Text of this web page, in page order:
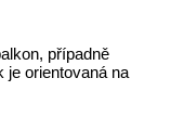
případně
je orientovaná na